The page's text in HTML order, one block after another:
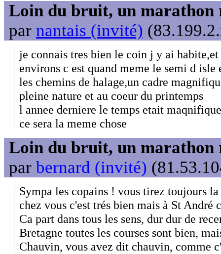
Loin du bruit, un marathon
par nantais (invité)
je connais tres bien le coin j y ai habite,et
environs c est quand meme le semi d
les chemins de halage,un cadre
pleine nature et au coeur du printemps
l annee derniere le temps etait
ce sera la meme chose
Loin du bruit, un marathon
par bernard (invité)
Sympa les copains ! vous tirez toujours
chez vous c'est trés bien mais à St André
Ca part dans tous les sens, dur dur de
Bretagne toutes les courses sont bien,
Chauvin, vous avez dit chauvin, comme